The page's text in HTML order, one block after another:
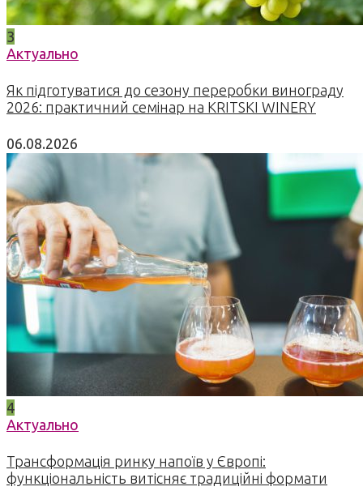
3
Актуально
Як підготуватися до сезону переробки винограду
2026: практичний семінар на KRITSKI WINERY
06.08.2026
4
Актуально
Трансформація ринку напоїв у Європі:
функціональність витісняє традиційні формати